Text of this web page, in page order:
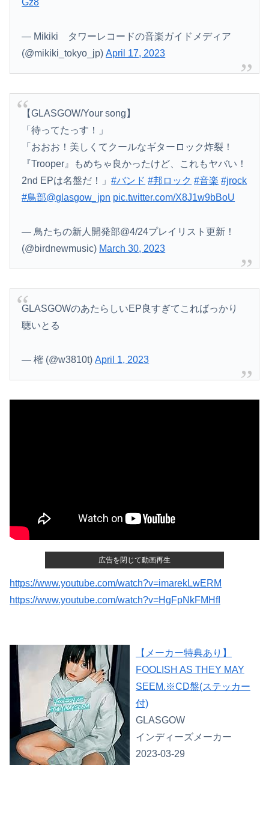
— Mikiki タワーレコードの音楽ガイドメディア
(@mikiki_tokyo_jp)April 17, 2023
【GLASGOW/Your song】
「待ってたっす！」
「おおお！美しくてクールなギターロック炸裂！
『Trooper』もめちゃ良かったけど、これもヤバい！
2nd EPは名盤だ！」#バンド #邦ロック #音楽 #jrock
#鳥部@glasgow_jpn pic.twitter.com/X8J1w9bBoU
— 鳥たちの新人開発部@4/24プレイリスト更新！
(@birdnewmusic) March 30, 2023
GLASGOWのあたらしいEP良すぎてこればっかり
聴いとる
— 樒 (@w3810t)April 1, 2023
https://www.youtube.com/watch?v=imarekLwERM
https://www.youtube.com/watch?v=HgFpNkFMHfI
【メーカー特典あり】
FOOLISH AS THEY MAY
SEEM.※CD盤(ステッカー
付)
GLASGOW
インディーズメーカー
2023-03-29
広告を閉じて動画再生